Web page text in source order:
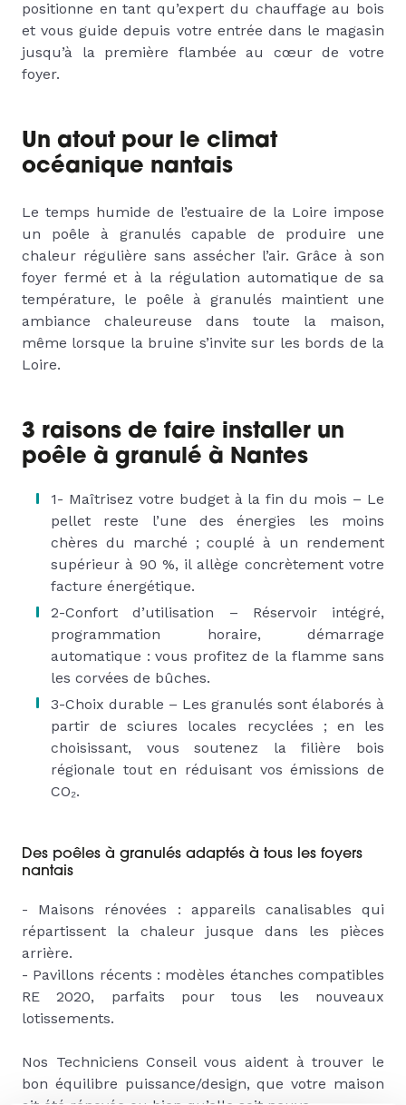
positionne en tant qu’expert du chauffage au bois
et vous guide depuis votre entrée dans le magasin
jusqu’à la première flambée au cœur de votre
foyer.
Un atout pour le climat
océanique nantais
Le temps humide de l’estuaire de la Loire impose
un poêle à granulés capable de produire une
chaleur régulière sans assécher l’air. Grâce à son
foyer fermé et à la régulation automatique de sa
température, le poêle à granulés maintient une
ambiance chaleureuse dans toute la maison,
même lorsque la bruine s’invite sur les bords de la
Loire.
3 raisons de faire installer un
poêle à granulé à Nantes
1- Maîtrisez votre budget à la fin du mois – Le
pellet reste l’une des énergies les moins
chères du marché ; couplé à un rendement
supérieur à 90 %, il allège concrètement votre
facture énergétique.
2-Confort d’utilisation – Réservoir intégré,
programmation horaire, démarrage
automatique : vous profitez de la flamme sans
les corvées de bûches.
3-Choix durable – Les granulés sont élaborés à
partir de sciures locales recyclées ; en les
choisissant, vous soutenez la filière bois
régionale tout en réduisant vos émissions de
CO₂.
Des poêles à granulés adaptés à tous les foyers
nantais
- Maisons rénovées : appareils canalisables qui
répartissent la chaleur jusque dans les pièces
arrière.
- Pavillons récents : modèles étanches compatibles
RE 2020, parfaits pour tous les nouveaux
lotissements.
Nos Techniciens Conseil vous aident à trouver le
bon équilibre puissance/design, que votre maison